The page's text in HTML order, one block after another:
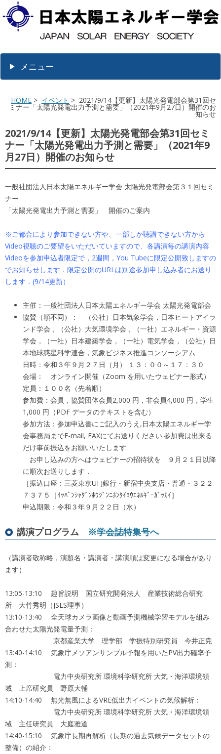
メニュー
HOME > イベント > 2021/9/14【更新】太陽光発電部会第31回セ
ミナー「太陽光発電出力予測と需要」（2021年9月27日）開催のお
知らせ
2021/9/14【更新】太陽光発電部会第31回セミ
ナー「太陽光発電出力予測と需要」（2021年9
月27日）開催のお知らせ
一般社団法人日本太陽エネルギー学会 太陽光発電部会第３１回セミ
ナー
「太陽光発電出力予測と需要」 開催のご案内
※ご都合により参加できない方や、一部しか聴講できない方から
Video視聴のご要望をいただいていますので、各講演毎の講演内容
Videoを参加申込者限定で，2週間，You Tubeに限定公開致しますの
でお知らせします．限定公開のURLは別途参加申し込み者にお送り
します．(9/14更新）
主催：一般社団法人日本太陽エネルギー学会 太陽光発電部会
協賛（順不同）： （公社）日本気象学会，日本ヒートアイラ
ンド学会，（公社）大気環境学会，（一社）エネルギー・資源
学会，（一社）日本建築学会，（一社）電気学会，（公社）日
本地球惑星科学連合，気象ビジネス推進コンソーシアム
日時：令和３年９月２７日（月） １３：００～１７：３０
会場： オンライン開催（Zoom を用いたウェビナー形式）
定員：１００名（先着順）
参加費：会員，協賛団体会員2,000 円，非会員4,000 円，学生
1,000 円（PDF データのテキストを含む）
参加方法：参加申込書にご記入のうえ,日本太陽エネルギー学
会事務局までE-mail, FAXにてお送りください.参加費は出来る
だけ事前振込をお願いいたします.
お申し込みの方へはウェビナーの招待状を ９月２１日以降
に順次お送りします．
［振込口座：三菱東京UFJ銀行・新宿中央支店・普通・３２２
７３７５［ｲｯﾊﾟﾝｼｬﾀﾞﾝﾎｳｼﾞﾝﾆﾎﾝﾀｲﾖｳｴﾈﾙｷﾞｰｶﾞｯｶｲ］
申込期限：令和３年９月２２日（水）
講演プログラム ※学会誌特集号へ
（講演者敬称略，演題名・講演者・講演順は変更になる場合があり
ます）
13:05-13:10 趣旨説明 国立研究開発法人 産業技術総合研究
所 大竹秀明（JSES理事）
13:10-13:40 全天球カメラ画像と動画予測機械学習モデルを組み
合わせた太陽光発電量予測：
京都産業大学 理学部 学振特別研究員 今井正尭
13:40-14:10 気象庁メソアンサンブル予報を用いたPV出力確率予
測：
電力中央研究所 環境科学研究所 大気・海洋環境領
域 上席研究員 野原大輔
14:10-14:40 無光無風によるVRE低出力イベントの気候解析：
電力中央研究所 環境科学研究所 大気・海洋環境領
域 主任研究員 大庭雅道
14:40-15:10 気象庁長期再解析（長期の過去気候データセットの
整備）の紹介：